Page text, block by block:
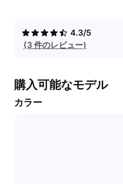
4.3/5
(3 件のレビュー)
購入可能なモデル
カラー